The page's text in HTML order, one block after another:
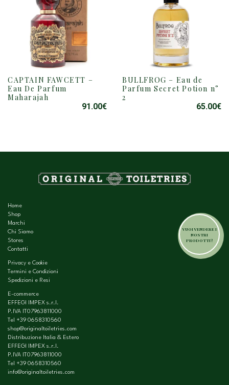
PRODOTTO
CAPTAIN FAWCETT –
Eau De Parfum
Maharajah
91.00€
BULLFROG – Eau de
Parfum Secret Potion n°
2
65.00€
VUOI VENDERE I
NOSTRI
PRODOTTI?
Home
Shop
Marchi
Chi Siamo
Stores
Contatti
Privacy e Cookie
Termini e Condizioni
Spedizioni e Resi
E-commerce
EFFEGI IMPEX s.r.l.
P.IVA IT07963811000
Tel +39 0658310560
shop@originaltoiletries.com
Distribuzione Italia & Estero
EFFEGI IMPEX s.r.l.
P.IVA IT07963811000
Tel +39 0658310560
info@originaltoiletries.com